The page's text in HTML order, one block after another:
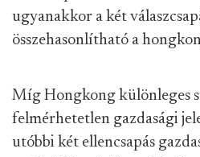
ugyanakkor a két
összehasonlítható a
Míg Hongkong különleges
felmérhetetlen gazdasági
utóbbi két ellencsapás